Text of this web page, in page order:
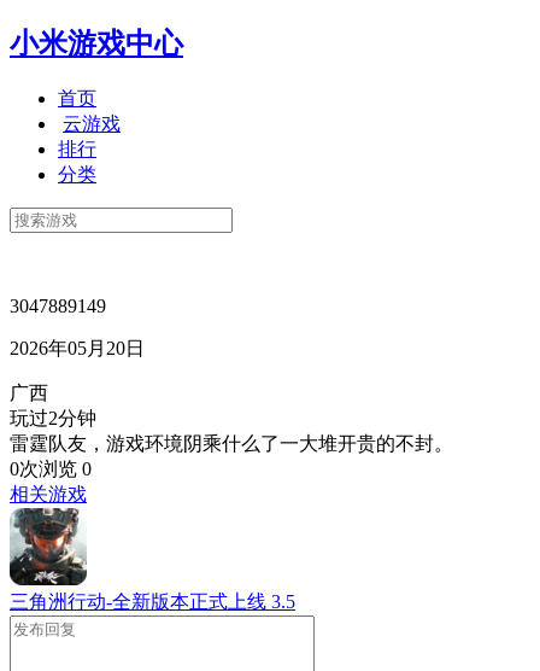
小米游戏中心
首页
云游戏
排行
分类
3047889149
2026年05月20日
广西
玩过2分钟
雷霆队友，游戏环境阴乘什么了一大堆开贵的不封。
0次浏览 0
相关游戏
三角洲行动-全新版本正式上线 3.5